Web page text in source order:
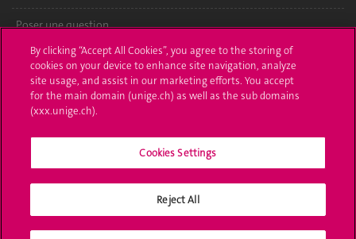
Poser une question
L'UNIGE vous informe
UNIGE Mobile
Bibliothèque
By clicking “Accept All Cookies”, you agree to the storing of
cookies on your device to enhance site navigation, analyze
site usage, and assist in our marketing efforts. You accept
for the main domain (unige.ch) as well as the sub domains
(xxx.unige.ch).
Cookies Settings
Reject All